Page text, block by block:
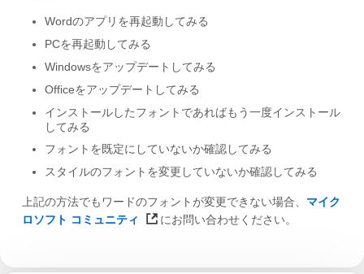
Wordのアプリを再起動してみる
PCを再起動してみる
Windowsをアップデートしてみる
Officeをアップデートしてみる
インストールしたフォントであればもう一度インストール
してみる
フォントを既定にしていないか確認してみる
スタイルのフォントを変更していないか確認してみる
上記の方法でもワードのフォントが変更できない場合、 マイク
ロソフト コミュニティ
にお問い合わせください。